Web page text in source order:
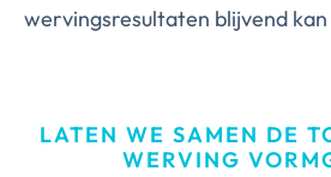
wervingsresultaten blijvend
LATEN WE SAMEN DE
WERVING